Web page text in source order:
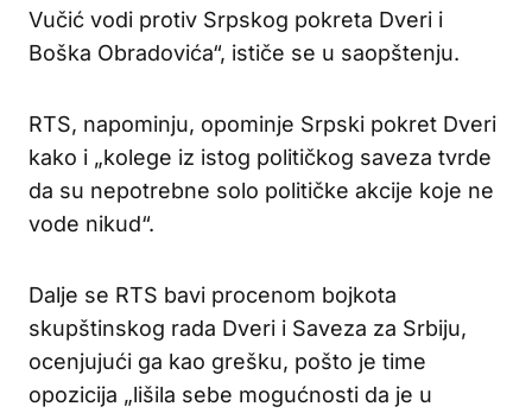
Vučić vodi protiv Srpskog pokreta Dveri i
Boška Obradovića“, ističe se u saopštenju.
RTS, napominju, opominje Srpski pokret Dveri
kako i „kolege iz istog političkog saveza tvrde
da su nepotrebne solo političke akcije koje ne
vode nikud“.
Dalje se RTS bavi procenom bojkota
skupštinskog rada Dveri i Saveza za Srbiju,
ocenjujući ga kao grešku, pošto je time
opozicija „lišila sebe mogućnosti da je u